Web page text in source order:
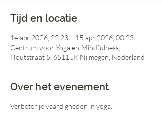
Tijd en locatie
14 apr 2026, 22:23 – 15 apr 2026, 00:23
Centrum voor Yoga en Mindfulness,
Houtstraat 5, 6511 JK Nijmegen, Nederland
Over het evenement
Verbeter je vaardigheden in yoga.